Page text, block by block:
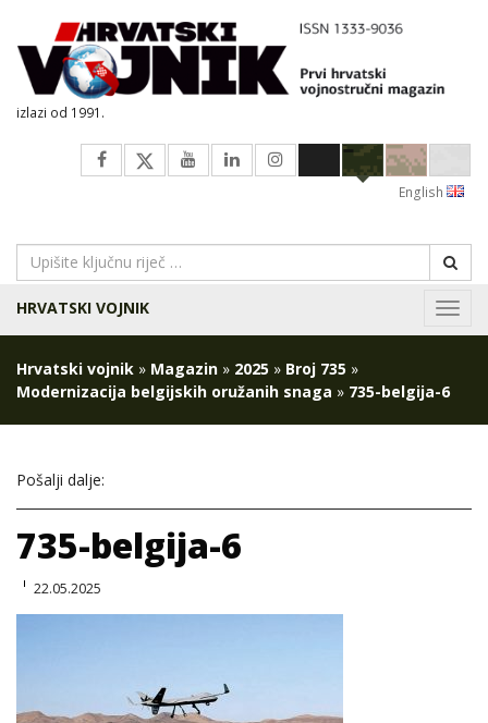
izlazi od 1991.
English
HRVATSKI VOJNIK
Hrvatski vojnik » Magazin » 2025 » Broj 735 »
Modernizacija belgijskih oružanih snaga » 735-belgija-6
Pošalji dalje:
735-belgija-6
22.05.2025